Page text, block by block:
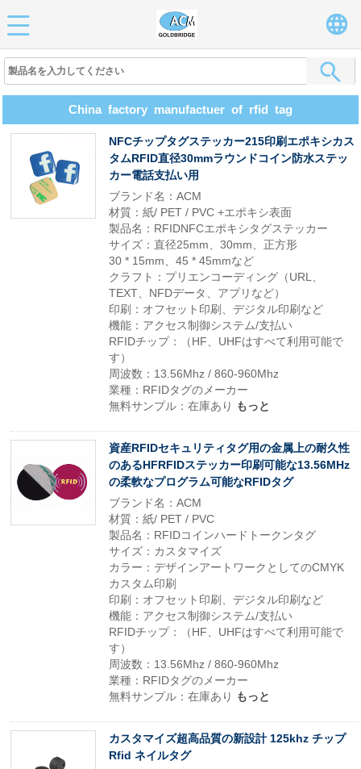
China factory manufactuer of rfid tag
NFCチップタグステッカー215印刷エポキシカス
タムRFID直径30mmラウンドコイン防水ステッ
カー電話支払い用
ブランド名：ACM
材質：紙/ PET / PVC +エポキシ表面
製品名：RFIDNFCエポキシタグステッカー
サイズ：直径25mm、30mm、正方形
30 * 15mm、45 * 45mmなど
クラフト：プリエンコーディング（URL、
TEXT、NFDデータ、アプリなど）
印刷：オフセット印刷、デジタル印刷など
機能：アクセス制御システム/支払い
RFIDチップ：（HF、UHFはすべて利用可能で
す）
周波数：13.56Mhz / 860-960Mhz
業種：RFIDタグのメーカー
無料サンプル：在庫あり もっと
資産RFIDセキュリティタグ用の金属上の耐久性
のあるHFRFIDステッカー印刷可能な13.56MHz
の柔軟なプログラム可能なRFIDタグ
ブランド名：ACM
材質：紙/ PET / PVC
製品名：RFIDコインハードトークンタグ
サイズ：カスタマイズ
カラー：デザインアートワークとしてのCMYK
カスタム印刷
印刷：オフセット印刷、デジタル印刷など
機能：アクセス制御システム/支払い
RFIDチップ：（HF、UHFはすべて利用可能で
す）
周波数：13.56Mhz / 860-960Mhz
業種：RFIDタグのメーカー
無料サンプル：在庫あり もっと
カスタマイズ超高品質の新設計 125khz チップ
Rfid ネイルタグ